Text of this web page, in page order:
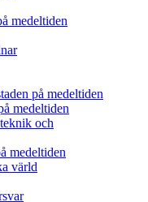
medeltiden
på medeltiden
medeltiden
och
medeltiden
värld